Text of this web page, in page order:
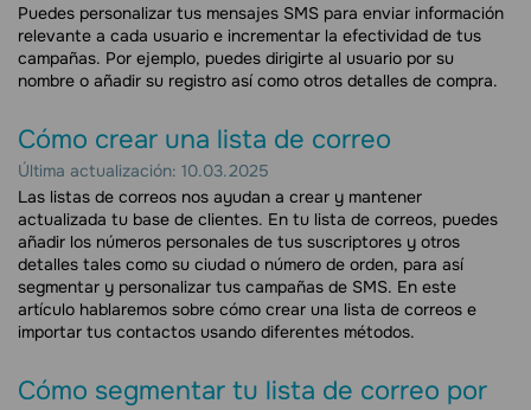
Puedes personalizar tus mensajes SMS para enviar información
relevante a cada usuario e incrementar la efectividad de tus
campañas. Por ejemplo, puedes dirigirte al usuario por su
nombre o añadir su registro así como otros detalles de compra.
Cómo crear una lista de correo
Última actualización: 10.03.2025
Las listas de correos nos ayudan a crear y mantener
actualizada tu base de clientes. En tu lista de correos, puedes
añadir los números personales de tus suscriptores y otros
detalles tales como su ciudad o número de orden, para así
segmentar y personalizar tus campañas de SMS. En este
artículo hablaremos sobre cómo crear una lista de correos e
importar tus contactos usando diferentes métodos.
Cómo segmentar tu lista de correo por